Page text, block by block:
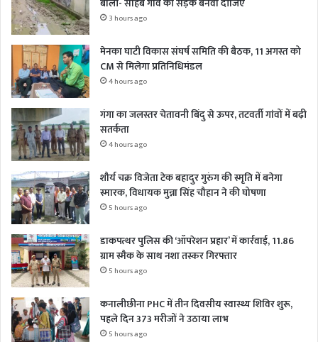
बोली- साहब गांव की सड़क बनवा दीजिए
3 hours ago
मेनका घाटी विकास संघर्ष समिति की बैठक, 11 अगस्त को
CM से मिलेगा प्रतिनिधिमंडल
4 hours ago
गंगा का जलस्तर चेतावनी बिंदु से ऊपर, तटवर्ती गांवों में बढ़ी
सतर्कता
4 hours ago
शौर्य चक्र विजेता टेक बहादुर गुरुंग की स्मृति में बनेगा
स्मारक, विधायक मुन्ना सिंह चौहान ने की घोषणा
5 hours ago
डाकपत्थर पुलिस की ‘ऑपरेशन प्रहार’ में कार्रवाई, 11.86
ग्राम स्मैक के साथ नशा तस्कर गिरफ्तार
5 hours ago
कनालीछीना PHC में तीन दिवसीय स्वास्थ्य शिविर शुरू,
पहले दिन 373 मरीजों ने उठाया लाभ
5 hours ago